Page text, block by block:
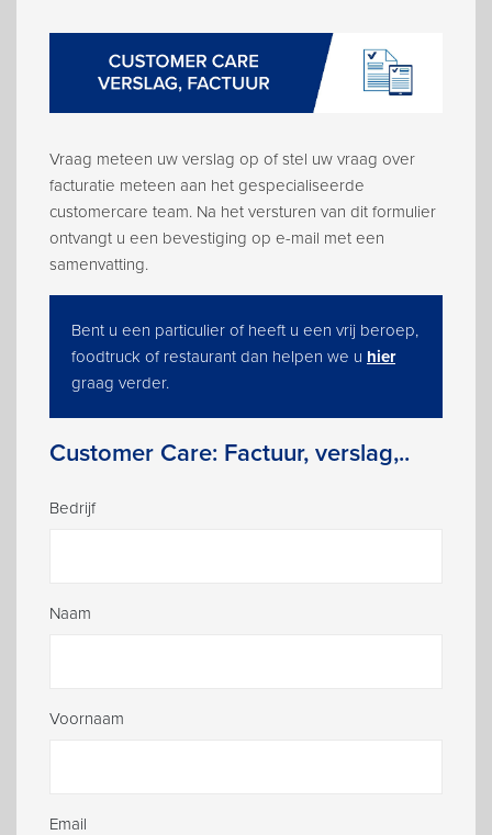
Vraag meteen uw verslag op of stel uw vraag over
facturatie meteen aan het gespecialiseerde
customercare team. Na het versturen van dit formulier
ontvangt u een bevestiging op e-mail met een
samenvatting.
Bent u een particulier of heeft u een vrij beroep,
foodtruck of restaurant dan helpen we u hier
graag verder.
Customer Care: Factuur, verslag,..
Leave
Bedrijf
Naam
Voornaam
Email